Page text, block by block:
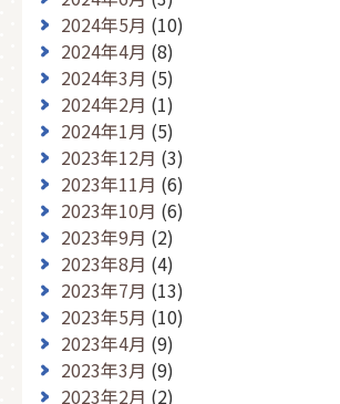
2024年5月 (10)
2024年4月 (8)
2024年3月 (5)
2024年2月 (1)
2024年1月 (5)
2023年12月 (3)
2023年11月 (6)
2023年10月 (6)
2023年9月 (2)
2023年8月 (4)
2023年7月 (13)
2023年5月 (10)
2023年4月 (9)
2023年3月 (9)
2023年2月 (2)